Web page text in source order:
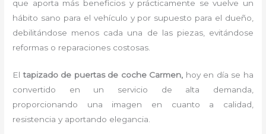
que aporta más beneficios y prácticamente se vuelve un
hábito sano para el vehículo y por supuesto para el dueño,
debilitándose menos cada una de las piezas, evitándose
reformas o reparaciones costosas.
El tapizado de puertas de coche Carmen, hoy en día se ha
convertido en un servicio de alta demanda,
proporcionando una imagen en cuanto a calidad,
resistencia y aportando elegancia.